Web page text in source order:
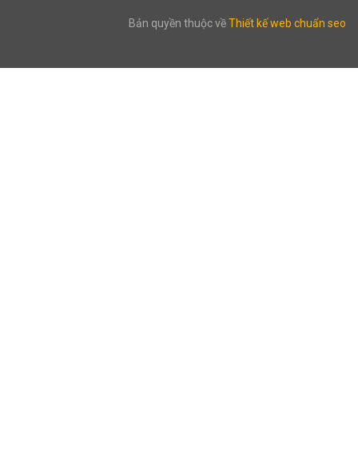
Bản quyền thuộc vềThiết kế web chuẩn seo